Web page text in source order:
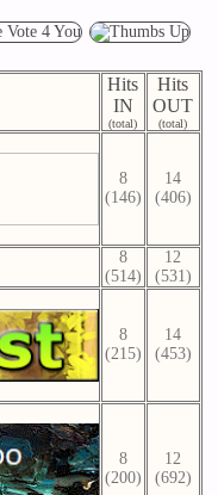
Hits
IN
(total)
Hits
OUT
(total)
8
(146)
14
(406)
8
(514)
12
(531)
8
(215)
14
(453)
8
(200)
12
(692)